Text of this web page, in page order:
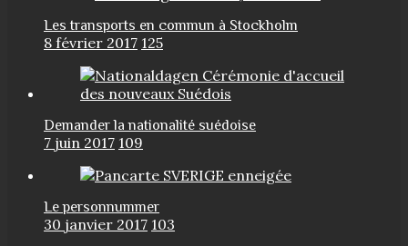
Les transports en commun à Stockholm
8 février 2017 125
Demander la nationalité suédoise
7 juin 2017 109
Le personnummer
30 janvier 2017 103